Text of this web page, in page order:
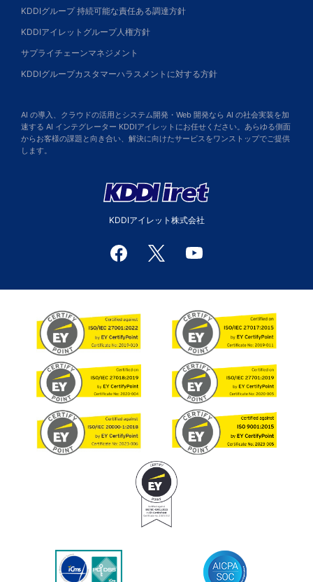
KDDIグループ 持続可能な責任ある調達方針
KDDIアイレットグループ人権方針
サプライチェーンマネジメント
KDDIグループカスタマーハラスメントに対する方針
AI の導入、クラウドの活用とシステム開発・Web 開発なら AI の社会実装を加
速する AI インテグレーター KDDIアイレットにお任せください。あらゆる側面
からお客様の課題と向き合い、解決に向けたサービスをワンストップでご提供
します。
KDDIアイレット株式会社